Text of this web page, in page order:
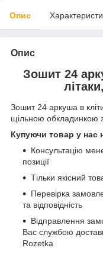
Опис
Опис
Зошит 24
Зошит 24 аркуша в
щільною обкладинкою
Купуючи товар у нас
Консультацію
позиції
Тільки якісний
Перевірка
та відповідність
Відправлення
Вас службою
Rozetka